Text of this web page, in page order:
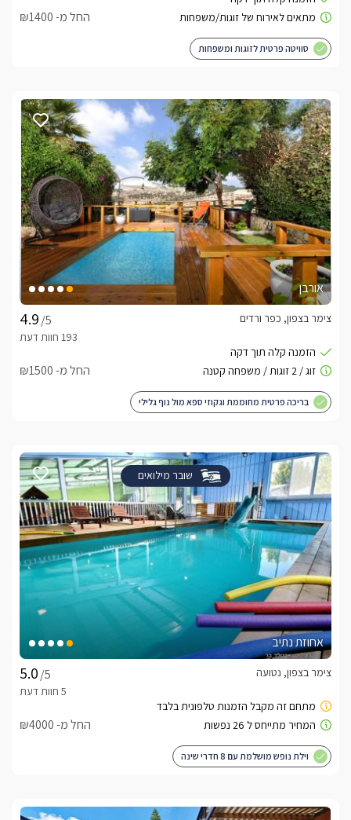
החל מ- ₪1400
סוויטה פרטית לזוגות ומשפחות
אורבן
/5
צימר בצפון, כפר ורדים
החל מ- ₪1500
בריכה פרטית מחוממת וגקוזי ספא מול נוף גלילי
שובר מילואים
אחוזת נתיב
/5
צימר בצפון, נטועה
החל מ- ₪4000
וילת נופש מושלמת עם 8 חדרי שינה